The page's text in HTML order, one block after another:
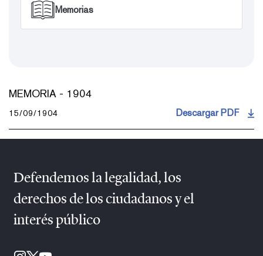
Memorias
MEMORIA - 1904
15/09/1904 Descargar PDF
Defendemos la legalidad, los
derechos de los ciudadanos y el
interés público